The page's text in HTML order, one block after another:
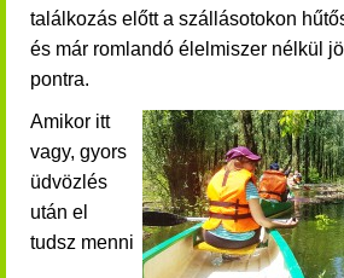
találkozás előtt a szállásotokon
és már romlandó élelmiszer nélkül
pontra.
Amikor itt
vagy, gyors
üdvözlés
után el
tudsz menni